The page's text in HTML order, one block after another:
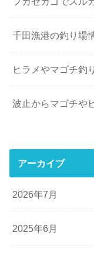
千田漁港の釣り場
ヒラメやマゴチ釣
波止からマゴチや
アーカイブ
2026年7月
2025年6月